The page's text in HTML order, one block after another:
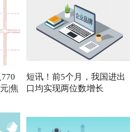
|焦
短讯！前5个月，我国进出
口均实现两位数增长